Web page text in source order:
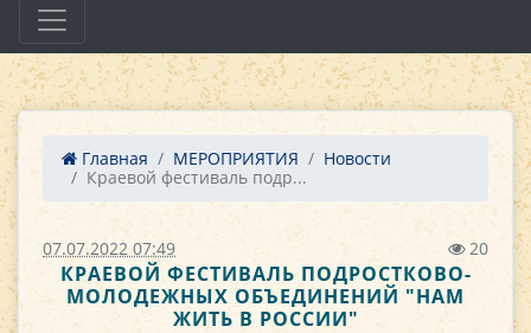
Главная МЕРОПРИЯТИЯ
Новости
Краевой фестиваль подр...
07.07.2022 07:49 20
КРАЕВОЙ ФЕСТИВАЛЬ ПОДРОСТКОВО-
МОЛОДЕЖНЫХ ОБЪЕДИНЕНИЙ "НАМ
ЖИТЬ В РОССИИ"